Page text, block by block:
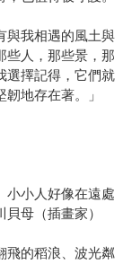
我相遇的風土與
些人，那些景，那
選擇記得，它們就
地存在著。」
小小人好像在遠處
母（插畫家）
飛的稻浪、波光粼